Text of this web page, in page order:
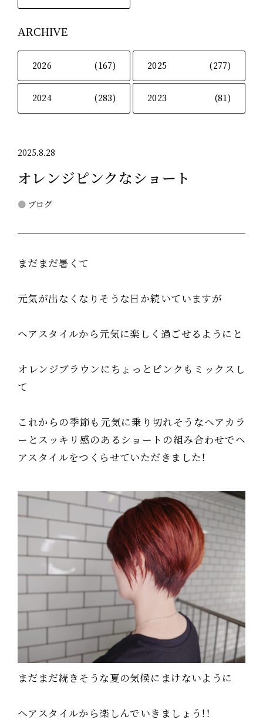
ARCHIVE
2026 (167) 2025 (277)
2024 (283) 2023 (81)
2025.8.28
オレンジピンクなショート
ブログ
まだまだ暑くて
元気が出なくなりそうな日か続いていますが
ヘアスタイルから元気に楽しく過ごせるようにと
オレンジブラウンにちょっとピンクもミックスし
て
これからの季節も元気に乗り切れそうなヘアカラ
ーとスッキリ感のあるショートの組み合わせでヘ
アスタイルをつくらせていただきました！
まだまだ続きそうな夏の気候にまけないように
ヘアスタイルから楽しんでいきましょう！！